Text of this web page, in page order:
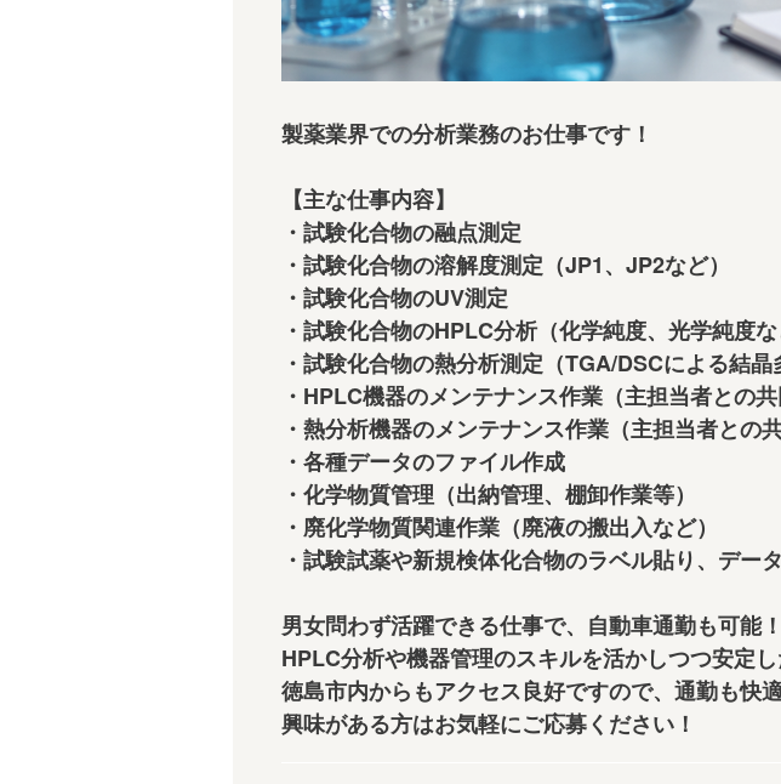
製薬業界での分析業務のお仕事です！
【主な仕事内容】
・試験化合物の融点測定
・試験化合物の溶解度測定（JP1、JP2など）
・試験化合物のUV測定
・試験化合物のHPLC分析（化学純度、光学純度な
・試験化合物の熱分析測定（TGA/DSCによる結晶
・HPLC機器のメンテナンス作業（主担当者との共
・熱分析機器のメンテナンス作業（主担当者との共
・各種データのファイル作成
・化学物質管理（出納管理、棚卸作業等）
・廃化学物質関連作業（廃液の搬出入など）
・試験試薬や新規検体化合物のラベル貼り、デー
男女問わず活躍できる仕事で、自動車通勤も可能！
HPLC分析や機器管理のスキルを活かしつつ安定し
徳島市内からもアクセス良好ですので、通勤も快適
興味がある方はお気軽にご応募ください！